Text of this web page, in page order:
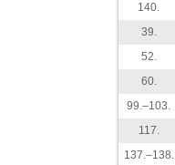
140.
39.
52.
60.
99.–103.
117.
137.–138.